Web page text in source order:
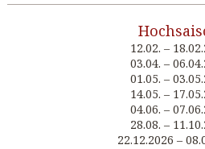
12.02. –
03.04. –
01.05. –
14.05. –
04.06. –
28.08. –
22.12.2026 –